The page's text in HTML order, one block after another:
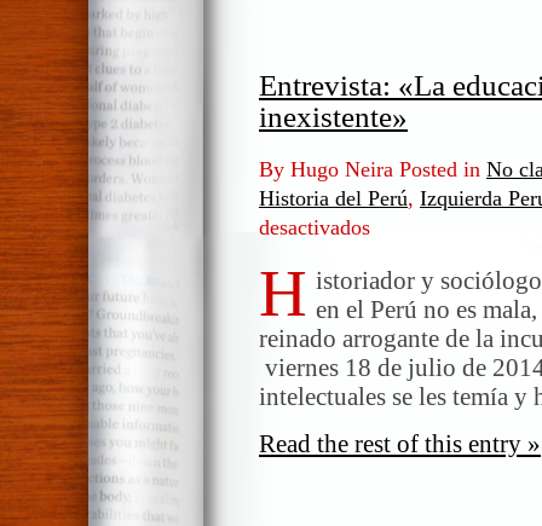
Entrevista: «La
inexistente»
By Hugo Neira Posted in No
Historia del Perú, Izquierda
desactivados
«La
educación
el
Perú
no
mala,
H istoriador y
en el Perú no es
reinado arrogante de la
viernes 18 de julio de
intelectuales se les temía
Read the rest of this entry »